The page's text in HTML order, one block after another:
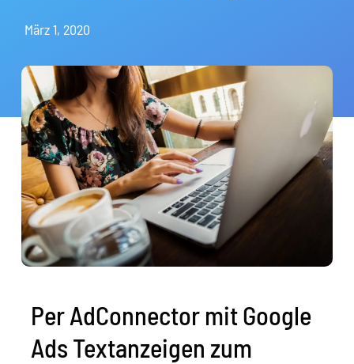
März 1, 2020
Per AdConnector mit Google
Ads Textanzeigen zum